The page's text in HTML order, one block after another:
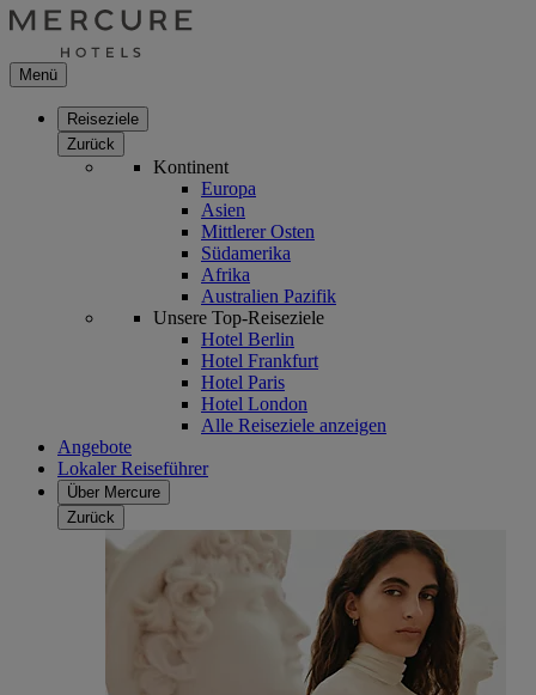
Menü
Reiseziele
Zurück
Kontinent
Europa
Asien
Mittlerer Osten
Südamerika
Afrika
Australien Pazifik
Unsere Top-Reiseziele
Hotel Berlin
Hotel Frankfurt
Hotel Paris
Hotel London
Alle Reiseziele anzeigen
Angebote
Lokaler Reiseführer
Über Mercure
Zurück